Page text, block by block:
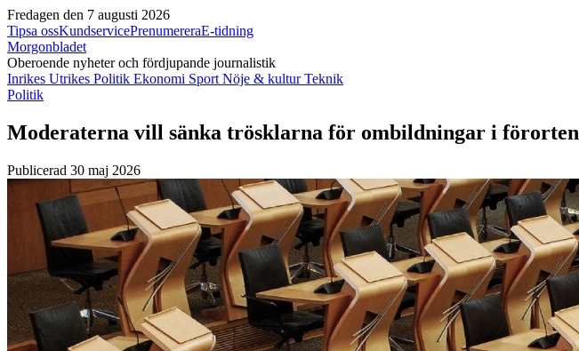
Fredagen den 7 augusti 2026
Tipsa ossKundservicePrenumereraE-tidning
Morgonbladet
Oberoende nyheter och fördjupande journalistik
Inrikes Utrikes Politik Ekonomi Sport Nöje & kulturTeknik
Politik
Moderaterna vill sänka trösklarna för ombildningar i förorten
Publicerad 30 maj 2026